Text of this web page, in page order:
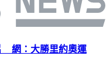
網：大勝里約奧運